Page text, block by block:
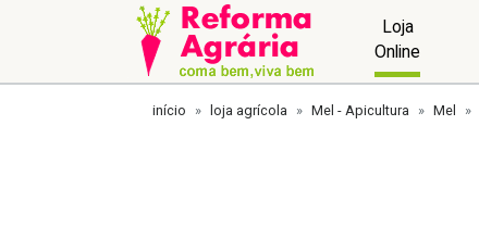
Loja
Online
início loja agrícola Mel - Apicultura Mel